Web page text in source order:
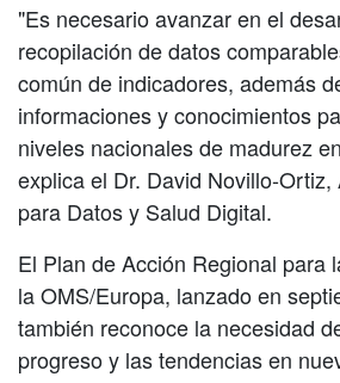
"Es necesario avanzar en el
recopilación de datos
común de indicadores, además
informaciones y conocimientos
niveles nacionales de madurez
explica el Dr. David Novillo-Ortiz,
para Datos y Salud Digital.
El Plan de Acción Regional para
la OMS/Europa, lanzado en
también reconoce la necesidad
progreso y las tendencias en